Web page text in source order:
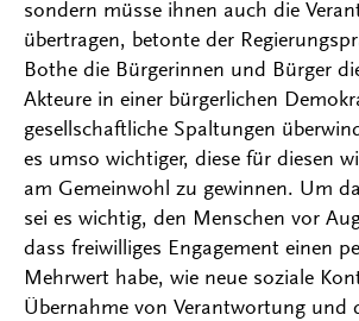
sondern müsse ihnen auch die
übertragen, betonte der
Bothe die Bürgerinnen und Bürger
Akteure in einer bürgerlichen
gesellschaftliche Spaltungen
es umso wichtiger, diese für diesen
am Gemeinwohl zu gewinnen. Um
sei es wichtig, den Menschen vor
dass freiwilliges Engagement einen
Mehrwert habe, wie neue soziale
Übernahme von Verantwortung und